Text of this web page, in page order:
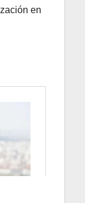
en